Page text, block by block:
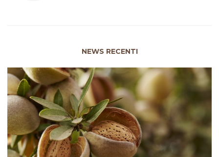
NEWS RECENTI